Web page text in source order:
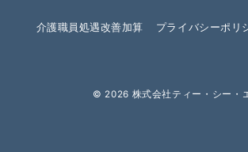
介護職員処遇改善加算 プライバシーポリ
© 2026 株式会社ティー・シー・